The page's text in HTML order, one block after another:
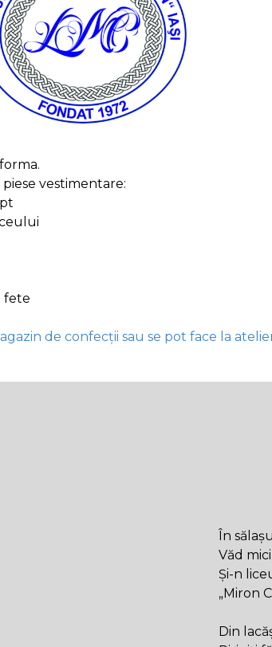
vestimentare:
fete
de confecții sau se pot face la
În
Văd
Și-n
„Miron
Din